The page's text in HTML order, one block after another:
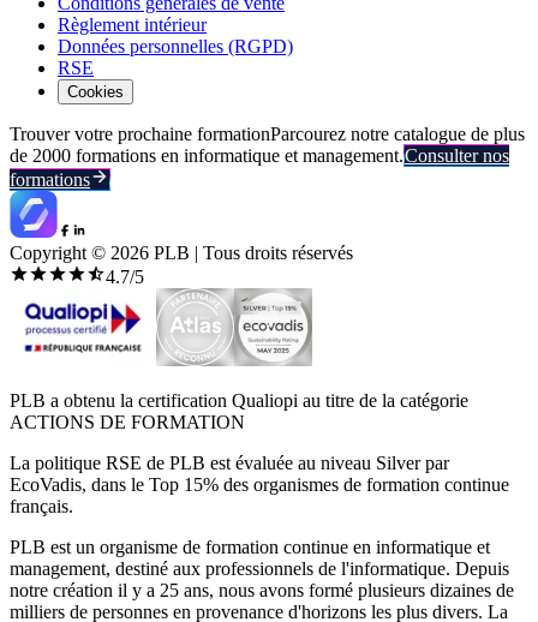
Règlement intérieur
Données personnelles (RGPD)
RSE
Cookies
Trouver votre prochaine formationParcourez notre catalogue de plus
de 2000 formations en informatique et management.Consulter nos
formations
Copyright © 2026 PLB | Tous droits réservés
4.7/5
PLB a obtenu la certification Qualiopi au titre de la catégorie
ACTIONS DE FORMATION
La politique RSE de PLB est évaluée au niveau Silver par
EcoVadis, dans le Top 15% des organismes de formation continue
français.
PLB est un organisme de formation continue en informatique et
management, destiné aux professionnels de l'informatique. Depuis
notre création il y a 25 ans, nous avons formé plusieurs dizaines de
milliers de personnes en provenance d'horizons les plus divers. La